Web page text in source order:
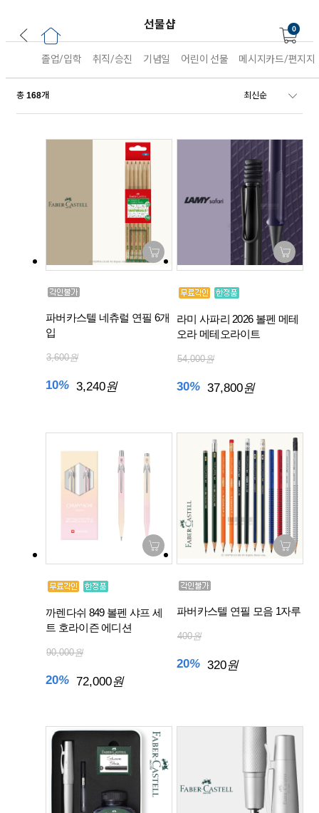
선물샵 0
졸업/입학 취직/승진 기념일 어린이 선물 메시지카드/편지지
총 168개
파버카스텔 네츄럴 연필 6개
입
3,600원
10% 3,240원
라미 사파리 2026 볼펜 메테
오라 메테오라이트
54,000원
30% 37,800원
까렌다쉬 849 볼펜 샤프 세
트 호라이즌 에디션
90,000원
20% 72,000원
파버카스텔 연필 모음 1자루
400원
20% 320원